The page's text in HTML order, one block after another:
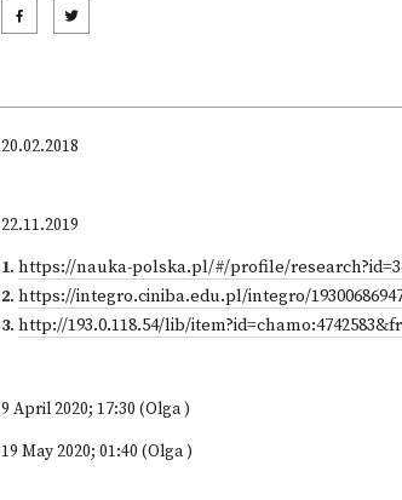
20.02.2018
22.11.2019
1. https://nauka-polska.pl/#/profile/
2. https://integro.ciniba.edu.pl/integro/
3. http://193.0.118.54/lib/
9 April 2020; 17:30 (Olga )
19 May 2020; 01:40 (Olga )